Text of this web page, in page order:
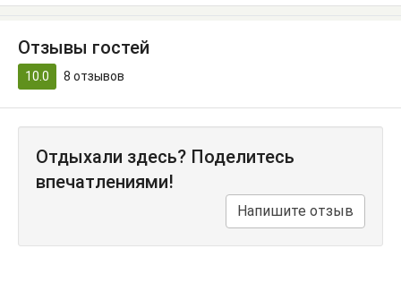
Отзывы гостей
10.0 8 отзывов
Отдыхали здесь? Поделитесь
впечатлениями!
Напишите отзыв